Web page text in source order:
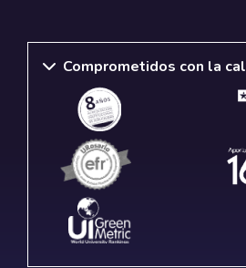
Comprometidos con la